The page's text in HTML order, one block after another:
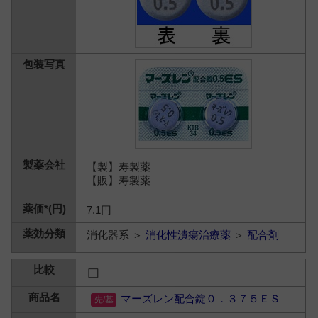
【製】寿製薬
【販】寿製薬
7.1円
消化器系 ＞消化性潰瘍治療薬 ＞ 配合剤
マーズレン配合錠０．３７５ＥＳ